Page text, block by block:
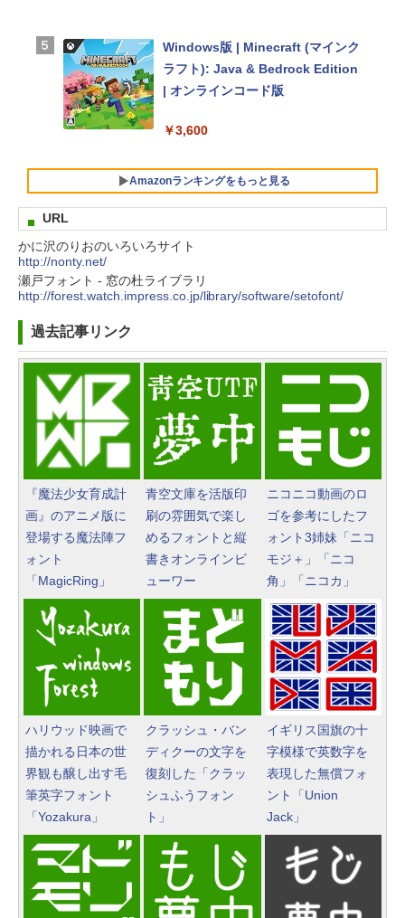
【Amazon.co.jp限定】 HP ノート
パソコン 15-fd 15.6インチ 16GB
メモリ 512GB SSD インテル Core
5
365 Personal/Copilotキー搭載/Wi
2GB/ホワイト) FMVWK3E15W_A
Windows版 | Minecraft (マインク
ラフト): Java & Bedrock Edition
| オンラインコード版
￥3,600
Amazonランキングをもっと見る
４版
AIイラスト表現辞典: 思い通りの絵
を引き出す プロンプトの言葉 AI画
像生成シリーズ (はぴーイラストLa
bo)
￥480
ClaudeCode いちばんやさしい 教
科書: 非エンジニア 初心者 素人 で
も安心 使い方 マニュアル AI副業に
もコンテンツ作成にもKindle出版
にも！ 非エンジニアのためのAIコ
ーディング入門シリーズ
￥99
1冊ですべて身につくHTML & CSS
とWebデザイン入門講座［第2版］
FM TOWNS ハイパー・カタログ:
本体ハードウェア・市販ソフトウ
ェアのパーフェクトリストと最新
B) 7インチディスプレイ、色調調節
ライト、12週間持続バッテリー、
￥22,980
Amazon Kindle - 目に優しい、か
さばらない、大きな画面で読みや
すい、6週間持続バッテリー、6イ
ンチディスプレイ電子書籍リーダ
ー、ブラック、16GB、広告なし
￥16,980
Kindle Paperwhite シグニチャー
エディション (32GB) 7インチディ
スプレイ、明るさ自動調整、色調
調節ライト、12週間持続バッテリ
ー、広告なし、メタリックブラッ
ク
￥27,980
Amazon Kindle Colorsoft | 16GB
ストレージ、防水、7インチカラー
ディスプレイ、色調調節ライト、
最大8週間持続バッテリー、広告無
し、ブラック (2025年発売)
URL
かに沢のりおのいろいろサイト
http://nonty.net/
瀬戸フォント - 窓の杜ライブラリ
http://forest.watch.impress.co.jp/library/software/setofont/
過去記事リンク
『魔法少女育成計
画』のアニメ版に
登場する魔法陣フ
ォント
「MagicRing」
青空文庫を活版印
刷の雰囲気で楽し
めるフォントと縦
書きオンラインビ
ューワー
ニコニコ動画のロ
ゴを参考にしたフ
ォント3姉妹「ニコ
モジ＋」「ニコ
角」「ニコカ」
ハリウッド映画で
描かれる日本の世
界観も醸し出す毛
筆英字フォント
「Yozakura」
クラッシュ・バン
ディクーの文字を
復刻した「クラッ
シュふうフォン
ト」
イギリス国旗の十
字模様で英数字を
表現した無償フォ
ント「Union
Jack」